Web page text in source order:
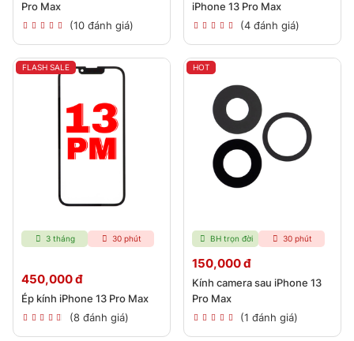
Pro Max
(10 đánh giá)
iPhone 13 Pro Max
(4 đánh giá)
FLASH SALE
3 tháng 30 phút
450,000 đ
Ép kính iPhone 13 Pro Max
(8 đánh giá)
HOT
BH trọn đời 30 phút
150,000 đ
Kính camera sau iPhone 13
Pro Max
(1 đánh giá)